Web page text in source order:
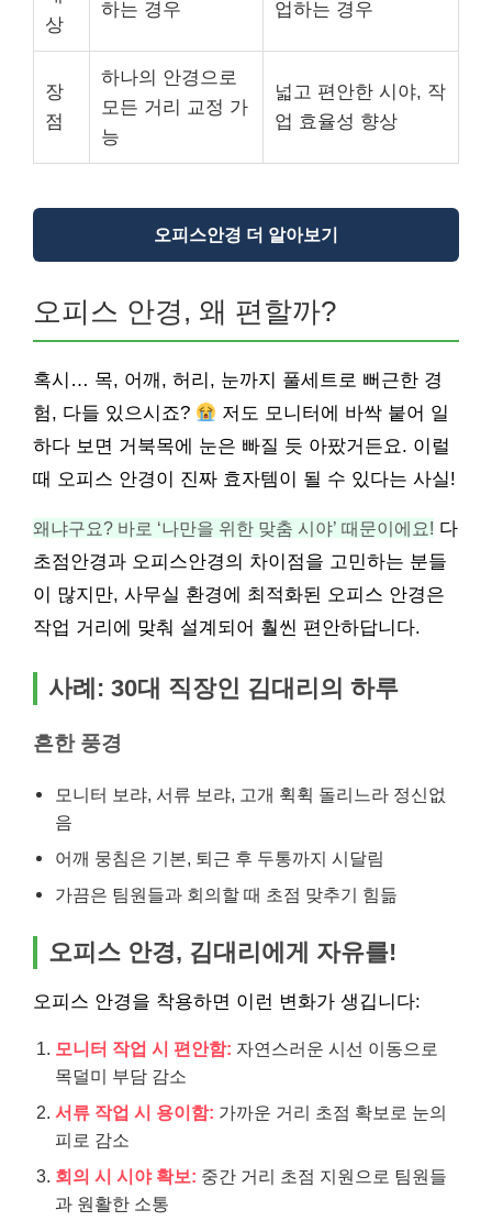
상
하는 경우 업하는 경우
장
점
하나의 안경으로
모든 거리 교정 가
능
넓고 편안한 시야, 작
업 효율성 향상
오피스안경 더 알아보기
오피스 안경, 왜 편할까?
혹시… 목, 어깨, 허리, 눈까지 풀세트로 뻐근한 경
험, 다들 있으시죠?
저도 모니터에 바싹 붙어 일
하다 보면 거북목에 눈은 빠질 듯 아팠거든요. 이럴
때 오피스 안경이 진짜 효자템이 될 수 있다는 사실!
왜냐구요? 바로 ‘나만을 위한 맞춤 시야’ 때문이에요! 다
초점안경과 오피스안경의 차이점을 고민하는 분들
이 많지만, 사무실 환경에 최적화된 오피스 안경은
작업 거리에 맞춰 설계되어 훨씬 편안하답니다.
사례: 30대 직장인 김대리의 하루
흔한 풍경
모니터 보랴, 서류 보랴, 고개 휙휙 돌리느라 정신없
음
어깨 뭉침은 기본, 퇴근 후 두통까지 시달림
가끔은 팀원들과 회의할 때 초점 맞추기 힘듦
오피스 안경, 김대리에게 자유를!
오피스 안경을 착용하면 이런 변화가 생깁니다:
모니터 작업 시 편안함: 자연스러운 시선 이동으로
목덜미 부담 감소
서류 작업 시 용이함: 가까운 거리 초점 확보로 눈의
피로 감소
회의 시 시야 확보: 중간 거리 초점 지원으로 팀원들
과 원활한 소통